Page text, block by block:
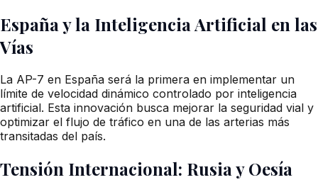
España y la Inteligencia Artificial en las
Vías
La AP-7 en España será la primera en implementar un
límite de velocidad dinámico controlado por inteligencia
artificial. Esta innovación busca mejorar la seguridad vial y
optimizar el flujo de tráfico en una de las arterias más
transitadas del país.
Tensión Internacional: Rusia y Oesía